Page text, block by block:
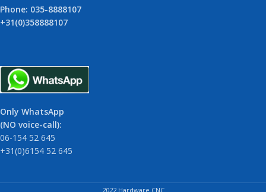
Phone: 035-8888107
+31(0)358888107
Only WhatsApp
(NO voice-call):
06-154 52 645
+31(0)6154 52 645
2022 Hardware CNC